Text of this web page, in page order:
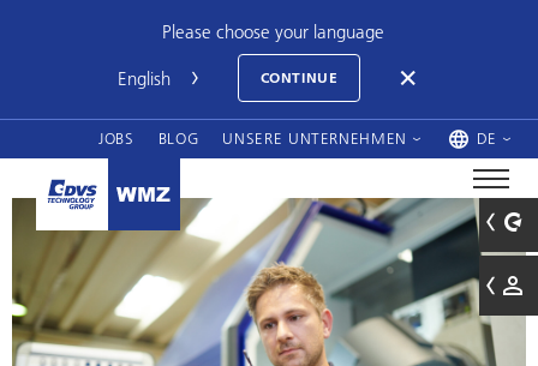
Please choose your language
CONTINUE
JOBS BLOG UNSERE UNTERNEHMEN DE